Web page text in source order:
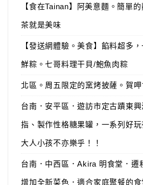
【食在Tainan】阿美意麵。簡單
茶就是美味
【發送網體驗。美食】餡料超多
鮮粽。七哥料理干貝/鮑魚肉粽
北區。周五限定的窯烤披薩。賀
台南．安平區．遊訪市定古蹟東
指、製作性格糖果罐，一系列好玩
大人小孩不亦樂乎！！
台南．中西區．Akira 明食堂．遷
增加全新菜色．適合家庭聚餐的食